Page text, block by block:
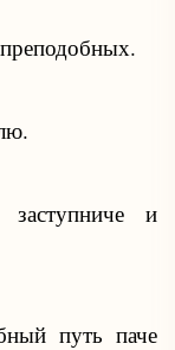
и
путь паче